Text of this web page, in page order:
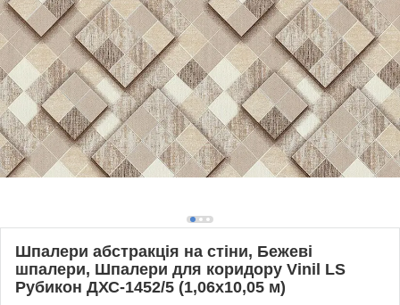
Шпалери абстракція на стіни, Бежеві
шпалери, Шпалери для коридору Vinil LS
Рубикон ДХС-1452/5 (1,06х10,05 м)